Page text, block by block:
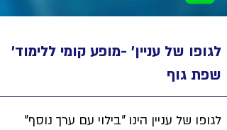
'לגופו של עניין' -מופע קומי ללימוד
שפת גוף
לגופו של עניין הינו "בילוי עם ערך נוסף"